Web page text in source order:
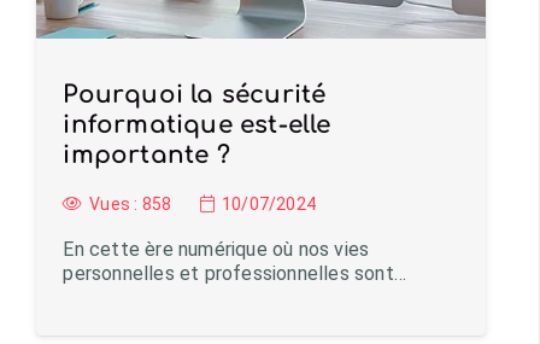
Pourquoi la sécurité
informatique est-elle
importante ?
Vues : 858 10/07/2024
En cette ère numérique où nos vies
personnelles et professionnelles sont…